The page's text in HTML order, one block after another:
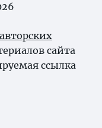
авторских
сайта
ссылка